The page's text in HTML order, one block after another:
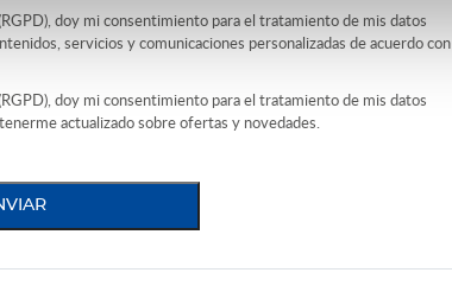
doy mi consentimiento para el tratamiento de mis datos
servicios y comunicaciones personalizadas de acuerdo con
doy mi consentimiento para el tratamiento de mis datos
actualizado sobre ofertas y novedades.